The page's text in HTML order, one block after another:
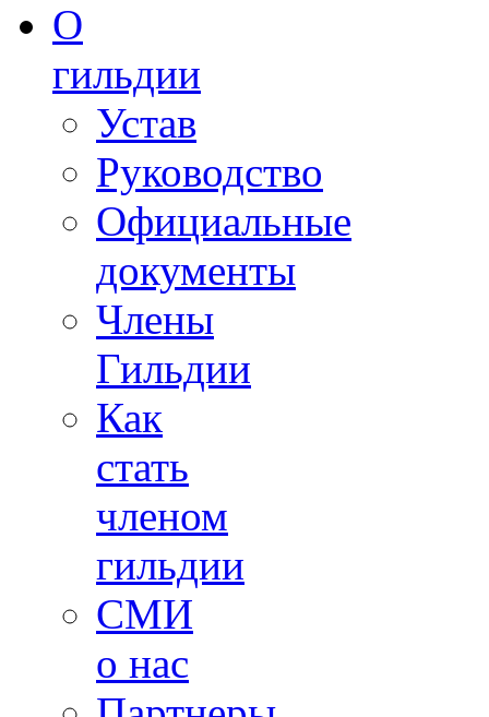
О
гильдии
Устав
Руководство
Официальные
документы
Члены
Гильдии
Как
стать
членом
гильдии
СМИ
о нас